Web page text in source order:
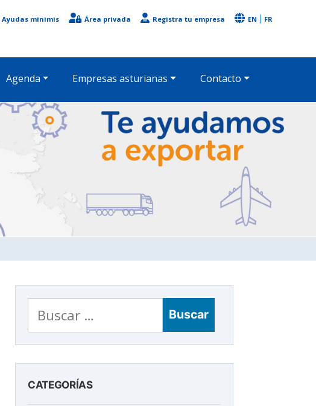
Ayudas minimis Área privada Registra tu empresa EN FR
Agenda Empresas asturianas Contacto
Buscar:
CATEGORÍAS